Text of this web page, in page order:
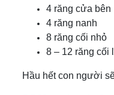
4 răng cửa bên
4 răng nanh
8 răng cối nhỏ
8 – 12 răng cối
Hầu hết con người